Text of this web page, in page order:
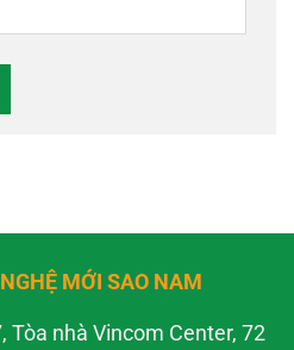
MỚI SAO NAM
Tòa nhà Vincom Center, 72